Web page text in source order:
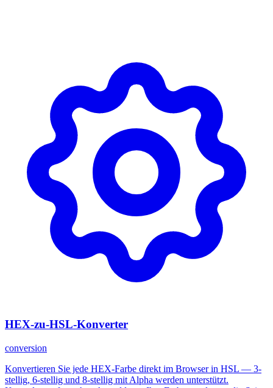
HEX-zu-HSL-Konverter
conversion
Konvertieren Sie jede HEX-Farbe direkt im Browser in HSL — 3-
stellig, 6-stellig und 8-stellig mit Alpha werden unterstützt.